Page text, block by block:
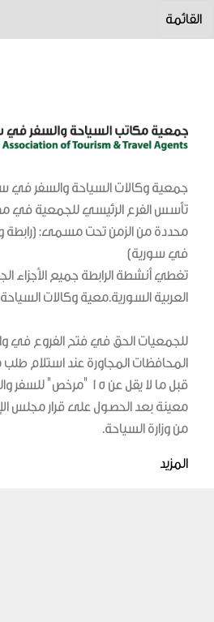
القائمة
جمعية وكالات السياحة والسفر في
تأسس الفرع الرئيسي للجمعية في
محددة من الزمن تحت مسمى: (رابطة
في سورية)
تغطي أنشطة الرابطة جميع الأجزاء
العربية السورية.معية وكالات
للجمعيات الحق في فتح الفروع في
المحافظات المجاورة عند استلام
قبل ما لا يقل عن 15
معينة بعد الحصول على قرار مجلس
من وزارة السياحة.
المزيد